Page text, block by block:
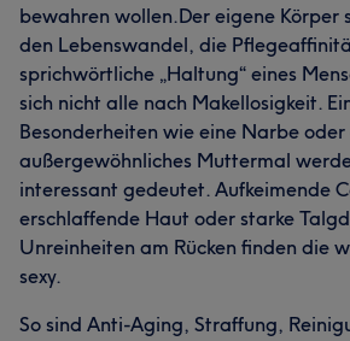
bewahren wollen.Der eigene Körper
den Lebenswandel, die
sprichwörtliche „Haltung“ eines
sich nicht alle nach Makellosigkeit.
Besonderheiten wie eine Narbe oder
außergewöhnliches Muttermal
interessant gedeutet. Aufkeimende
erschlaffende Haut oder starke
Unreinheiten am Rücken finden die
sexy.
So sind Anti-Aging, Straffung,